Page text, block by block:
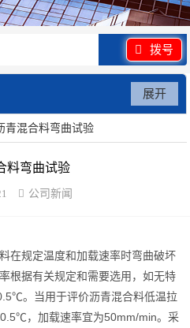
拨号
展开
青混合料弯曲试验
料弯曲试验
公司新闻
在规定温度和加载速率时弯曲破坏
根据有关规定和需要选用，如无特
。当用于评价沥青混合料低温拉
，加载速率宜为50mm/min。采